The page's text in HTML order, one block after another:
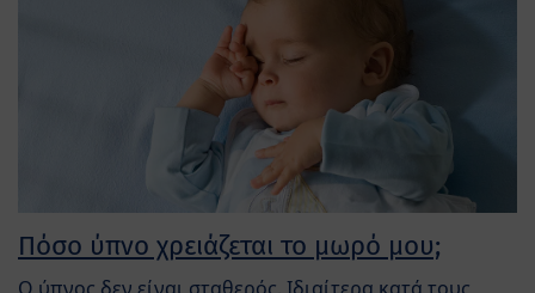
Πόσο ύπνο χρειάζεται το μωρό μου;